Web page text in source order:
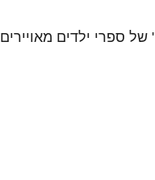
ספרי ילדים מאויירים